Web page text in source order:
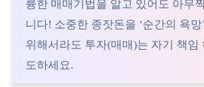
륭한 매매기법을 알고 있어도 아무
니다! 소중한 종잣돈을 ‘순간의 욕망
위해서라도 투자(매매)는 자기 책임
도하세요.